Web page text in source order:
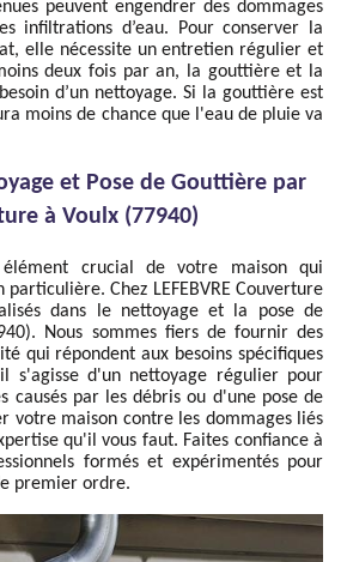
peuvent engendrer des dommages
infiltrations d’eau. Pour conserver la
elle nécessite un entretien régulier et
deux fois par an, la gouttière et la
d’un nettoyage. Si la gouttière est
moins de chance que l'eau de pluie va
et Pose de Gouttière par
à Voulx (77940)
crucial de votre maison qui
Chez LEFEBVRE Couverture
dans le nettoyage et la pose de
Nous sommes fiers de fournir des
qui répondent aux besoins spécifiques
s'agisse d'un nettoyage régulier pour
causés par les débris ou d'une pose de
votre maison contre les dommages liés
qu'il vous faut. Faites confiance à
formés et expérimentés pour
premier ordre.